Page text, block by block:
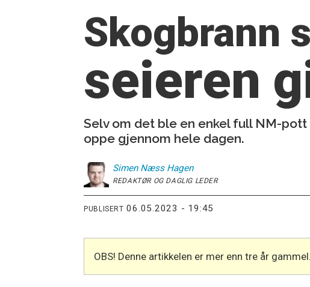
Skogbrann
seieren
Selv om det ble en enkel full NM-
oppe gjennom hele dagen.
Simen Næss Hagen
REDAKTØR OG DAGLIG LEDER
PUBLISERT 06.05.2023 - 19:45
OBS! Denne artikkelen er mer enn tre år gammel.